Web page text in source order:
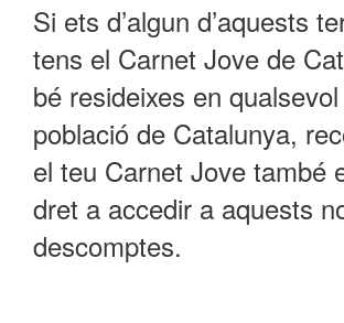
Si ets d’algun d’aquests
tens el Carnet Jove de
bé resideixes en
població de Catalunya,
el teu Carnet Jove també
dret a accedir a aquests
descomptes.